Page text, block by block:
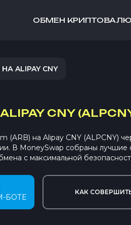
ОБМЕН
ALIPAY CNY
ALIPAY CNY
(ARB) на Alipay CNY (ALPCNY)
В MoneySwap собраны лучшие
с максимальной
БОТЕ
КАК